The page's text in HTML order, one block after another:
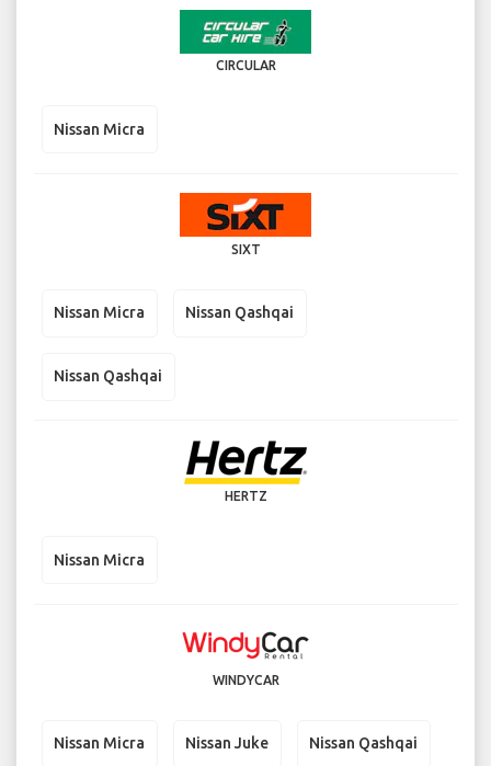
CIRCULAR
Nissan Micra
SIXT
Nissan Micra Nissan Qashqai
Nissan Qashqai
HERTZ
Nissan Micra
WINDYCAR
Nissan Micra Nissan Juke Nissan Qashqai